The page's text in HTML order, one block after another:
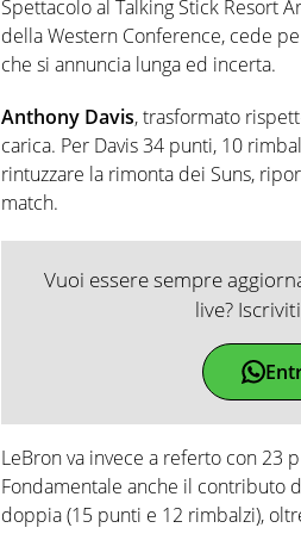
Spettacolo al Talking Stick Resort
della Western Conference, cede
che si annuncia lunga ed incerta.
Anthony Davis, trasformato
carica. Per Davis 34 punti, 10
rintuzzare la rimonta dei Suns,
match.
Vuoi essere sempre
live?
LeBron va invece a referto con 23
Fondamentale anche il contributo
doppia (15 punti e 12 rimbalzi),